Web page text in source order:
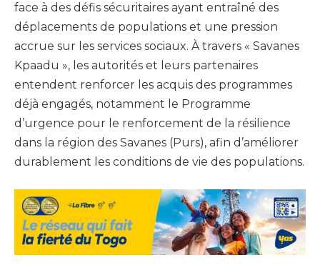
face à des défis sécuritaires ayant entraîné des
déplacements de populations et une pression
accrue sur les services sociaux. À travers « Savanes
Kpaadu », les autorités et leurs partenaires
entendent renforcer les acquis des programmes
déjà engagés, notamment le Programme
d’urgence pour le renforcement de la résilience
dans la région des Savanes (Purs), afin d’améliorer
durablement les conditions de vie des populations.